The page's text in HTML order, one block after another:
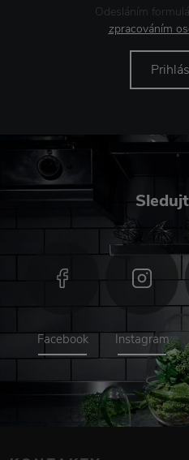
Odesláním
zpracováním
Facebook Instagram